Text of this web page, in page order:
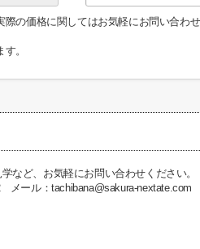
の価格に関してはお気軽にお問い合わせ
。
など、お気軽にお問い合わせください。
メール：tachibana@sakura-nextate.com